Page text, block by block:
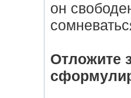
он
Отложите